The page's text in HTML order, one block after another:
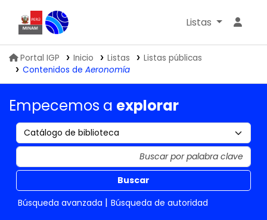
Biblioteca IGP
Listas
Portal IGP Inicio Listas
Listas públicas
Contenidos de Aeronomía
Empecemos a explorar
Buscar
Búsqueda avanzada
Búsqueda de autoridad